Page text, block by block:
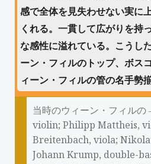
感で全体を見失わせない実に
くれる。一貫して広がりを持
な感性に溢れている。こうし
ーン・フィルのトップ、ボス
ィーン・フィルの管の名手勢揃
当時のウィーン・フィル
violin; Philipp Mattheis,
Breitenbach, viola;
Johann Krump, double-